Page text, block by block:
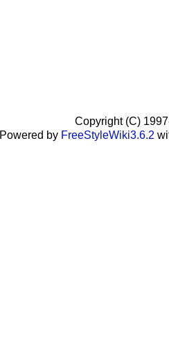
Copyright (C)
Powered by FreeStyleWiki3.6.2